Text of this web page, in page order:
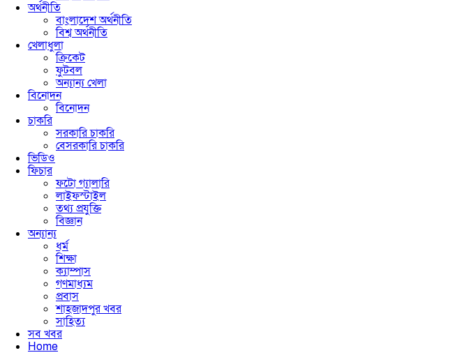
অর্থনীতি
বাংলাদেশ অর্থনীতি
বিশ্ব অর্থনীতি
খেলাধুলা
ক্রিকেট
ফুটবল
অন্যান্য খেলা
বিনোদন
বিনোদন
চাকরি
সরকারি চাকরি
বেসরকারি চাকরি
ভিডিও
ফিচার
ফটো গ্যালারি
লাইফস্টাইল
তথ্য প্রযুক্তি
বিজ্ঞান
অন্যান্য
ধর্ম
শিক্ষা
ক্যাম্পাস
গণমাধ্যম
প্রবাস
শাহজাদপুর খবর
সাহিত্য
সব খবর
Home